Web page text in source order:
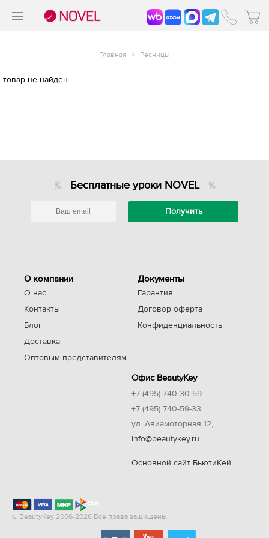
Главная > Ресницы
товар не найден
Бесплатные уроки NOVEL
О компании
О нас
Контакты
Блог
Доставка
Оптовым представителям
Документы
Гарантия
Договор оферта
Конфиденциальность
Офис BeautyKey
+7 (495) 740-30-59
+7 (495) 740-59-33
ул. Авиамоторная 12,
info@beautykey.ru
Основной сайт БьютиКей
© BeautyKey 2006-2026 Все права защищены.